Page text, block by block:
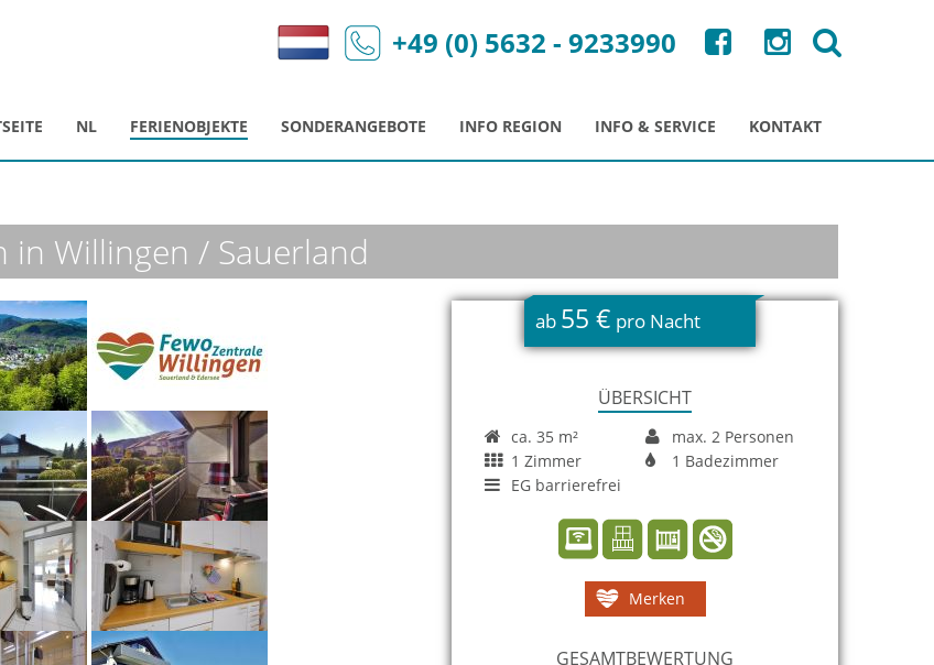
NL FERIENOBJEKTE SONDERANGEBOTE INFO REGION INFO & SERVICE KONTAKT
+49 (0) 5632 - 9233990
Willingen / Sauerland
ab 55 € pro Nacht
ÜBERSICHT
ca. 35 m²
max. 2 Personen
1 Zimmer
1 Badezimmer
EG barrierefrei
Merken
GESAMTBEWERTUNG